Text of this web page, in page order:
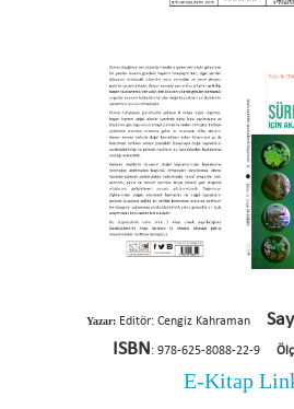
Yazar: Editör: Cengiz Kahraman
ISBN: 978-625-8088-22-9
E-Kitap